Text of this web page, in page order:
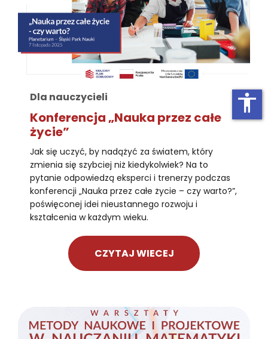
Dla nauczycieli
Konferencja „Nauka przez całe
życie”
Jak się uczyć, by nadążyć za światem, który
zmienia się szybciej niż kiedykolwiek? Na to
pytanie odpowiedzą eksperci i trenerzy podczas
konferencji „Nauka przez całe życie – czy warto?”,
poświęconej idei nieustannego rozwoju i
kształcenia w każdym wieku.
CZYTAJ WIECEJ
accessibility